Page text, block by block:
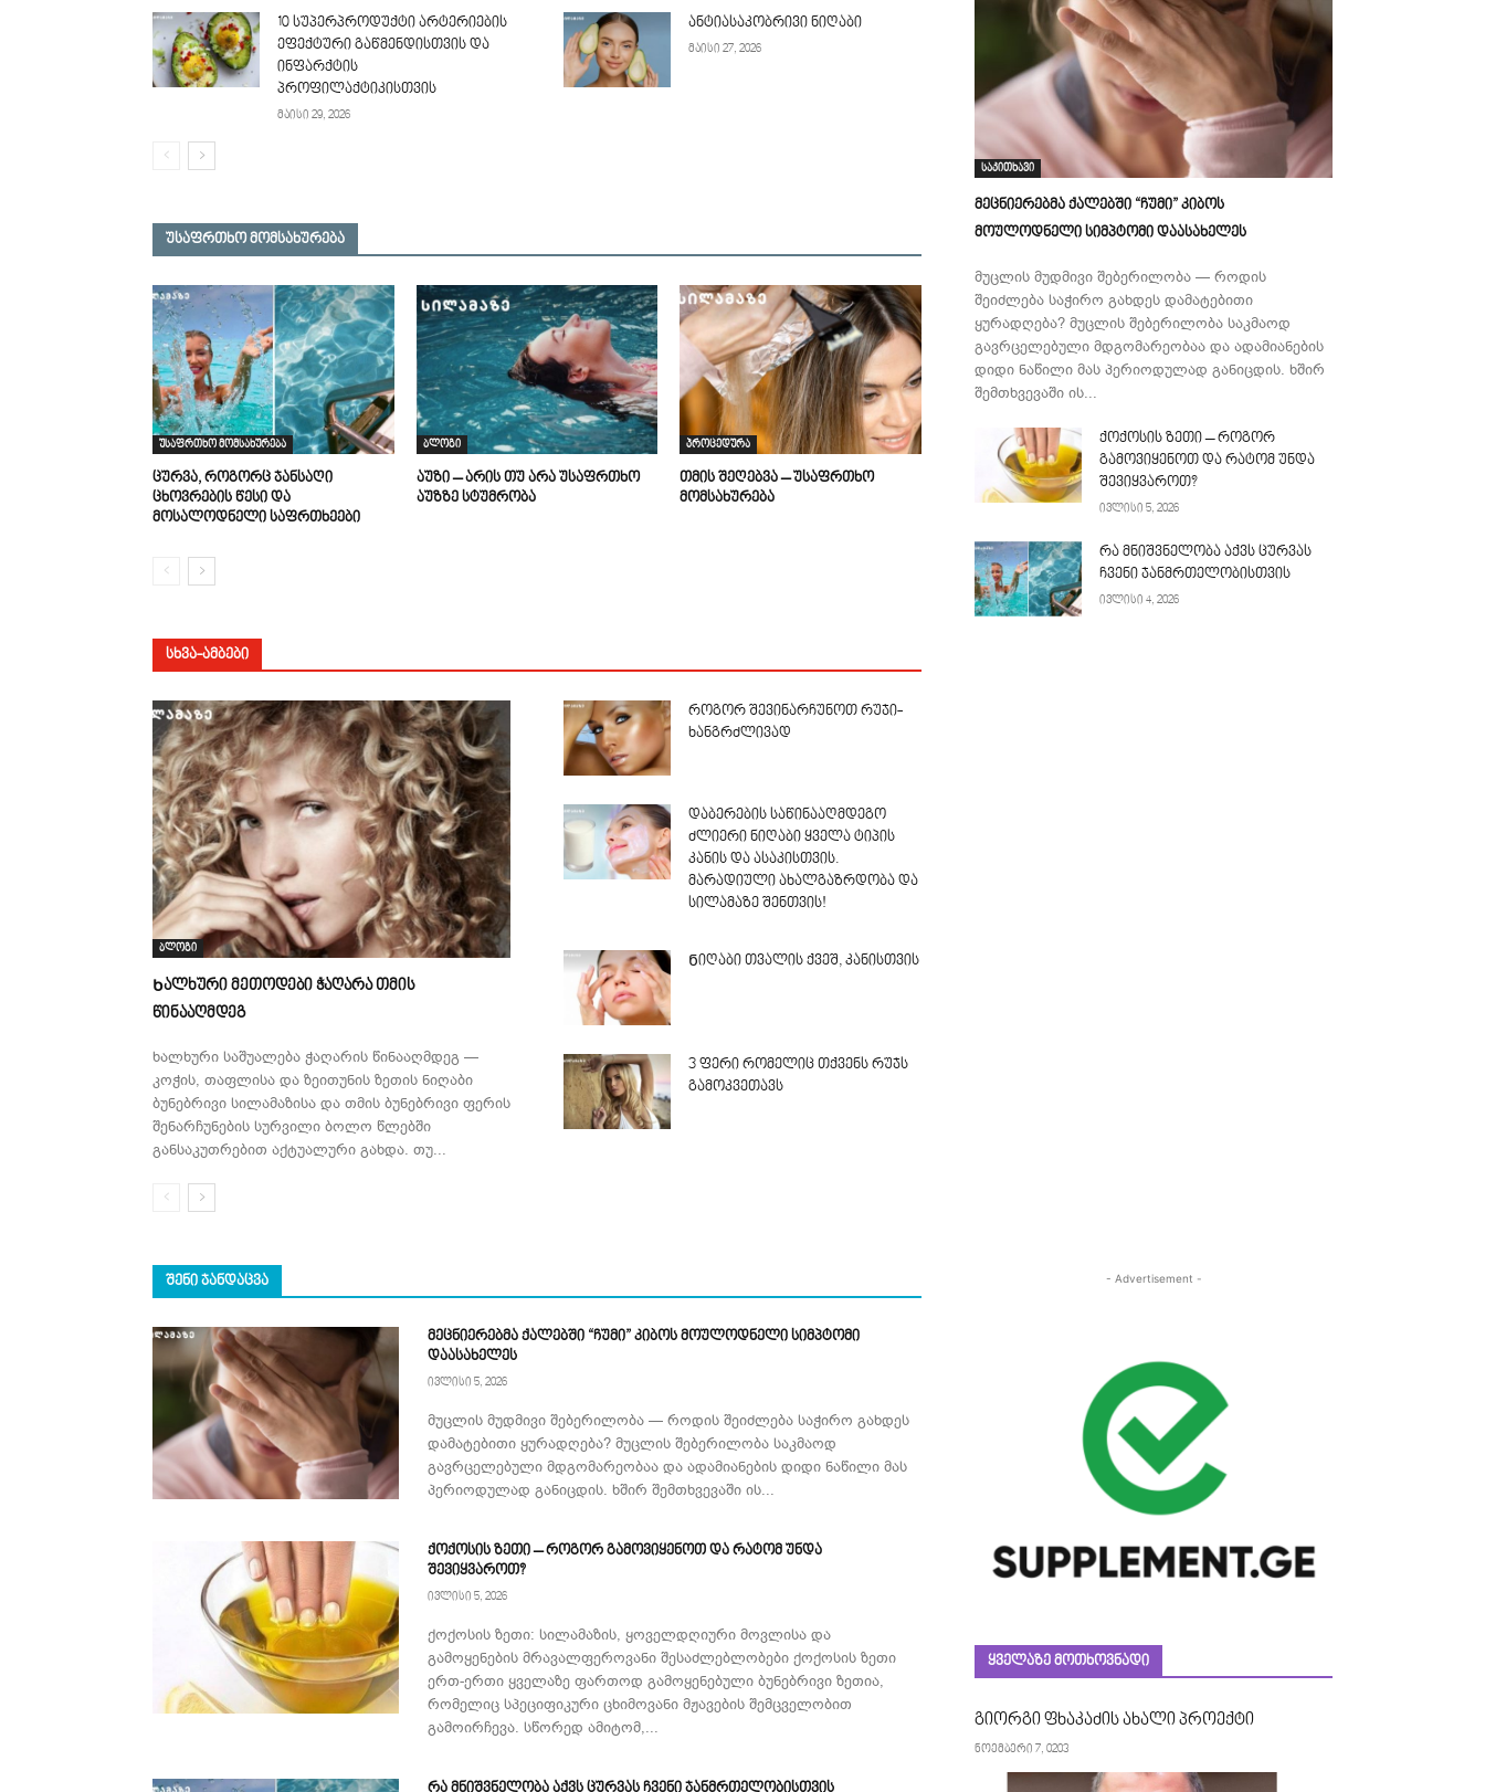
10 სუპერპროდუქტი არტერიების
ეფექტური გაწმენდისთვის და
ინფარქტის
პროფილაქტიკისთვის
მაისი 29, 2026
ანტიასაკობრივი ნიღაბი
მაისი 27, 2026
უსაფრთხო მომსახურება
უსაფრთხო მომსახურება
ცურვა, როგორც ჯანსაღი
ცხოვრების წესი და
მოსალოდნელი საფრთხეები
ბლოგი
აუზი – არის თუ არა უსაფრთხო
აუზზე სტუმრობა
პროცედურა
თმის შეღებვა – უსაფრთხო
მომსახურება
ᲡᲮᲕᲐ-ᲐᲛᲑᲔᲑᲘ
ბლოგი
Ხალხური მეთოდები ჭაღარა თმის
წინააღმდეგ
ხალხური საშუალება ჭაღარის წინააღმდეგ —
კოჭის, თაფლისა და ზეითუნის ზეთის ნიღაბი
ბუნებრივი სილამაზისა და თმის ბუნებრივი ფერის
შენარჩუნების სურვილი ბოლო წლებში
განსაკუთრებით აქტუალური გახდა. თუ...
როგორ შევინარჩუნოთ რუჯი-
ხანგრძლივად
დაბერების საწინააღმდეგო
ძლიერი ნიღაბი ყველა ტიპის
კანის და ასაკისთვის.
მარადიული ახალგაზრდობა და
სილამაზე შენთვის!
Ნიღაბი თვალის ქვეშ, კანისთვის
3 ფერი რომელიც თქვენს რუჯს
გამოკვეთავს
საკითხავი
მეცნიერებმა ქალებში “ჩუმი” კიბოს
მოულოდნელი სიმპტომი დაასახელეს
მუცლის მუდმივი შებერილობა — როდის
შეიძლება საჭირო გახდეს დამატებითი
ყურადღება? მუცლის შებერილობა საკმაოდ
გავრცელებული მდგომარეობაა და ადამიანების
დიდი ნაწილი მას პერიოდულად განიცდის. ხშირ
შემთხვევაში ის...
ქოქოსის ზეთი – როგორ
გამოვიყენოთ და რატომ უნდა
შევიყვაროთ?
ივლისი 5, 2026
რა მნიშვნელობა აქვს ცურვას
ჩვენი ჯანმრთელობისთვის
ივლისი 4, 2026
ᲨᲔᲜᲘ ᲯᲐᲜᲓᲐᲪᲕᲐ
მეცნიერებმა ქალებში “ჩუმი” კიბოს მოულოდნელი სიმპტომი
დაასახელეს
ივლისი 5, 2026
მუცლის მუდმივი შებერილობა — როდის შეიძლება საჭირო გახდეს
დამატებითი ყურადღება? მუცლის შებერილობა საკმაოდ
გავრცელებული მდგომარეობაა და ადამიანების დიდი ნაწილი მას
პერიოდულად განიცდის. ხშირ შემთხვევაში ის...
ქოქოსის ზეთი – როგორ გამოვიყენოთ და რატომ უნდა
შევიყვაროთ?
ივლისი 5, 2026
ქოქოსის ზეთი: სილამაზის, ყოველდღიური მოვლისა და
გამოყენების მრავალფეროვანი შესაძლებლობები ქოქოსის ზეთი
ერთ-ერთი ყველაზე ფართოდ გამოყენებული ბუნებრივი ზეთია,
რომელიც სპეციფიკური ცხიმოვანი მჟავების შემცველობით
გამოირჩევა. სწორედ ამიტომ,...
- Advertisement -
ᲧᲕᲔᲚᲐᲖᲔ ᲛᲝᲗᲮᲝᲕᲜᲐᲓᲘ
გიორგი ფხაკაძის ახალი პროექტი
ნოემბერი 7, 0203